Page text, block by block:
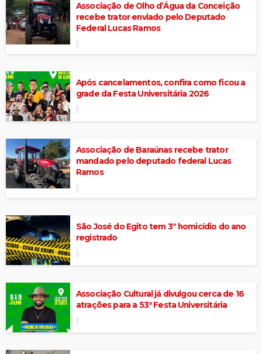
Associação de Olho d’Água da Conceição
recebe trator enviado pelo Deputado
Federal Lucas Ramos
Após cancelamentos, confira como ficou a
grade da Festa Universitária 2026
Associação de Baraúnas recebe trator
mandado pelo deputado federal Lucas
Ramos
São José do Egito tem 3º homicídio do ano
registrado
Associação Cultural já divulgou cerca de 16
atrações para a 53ª Festa Universitária